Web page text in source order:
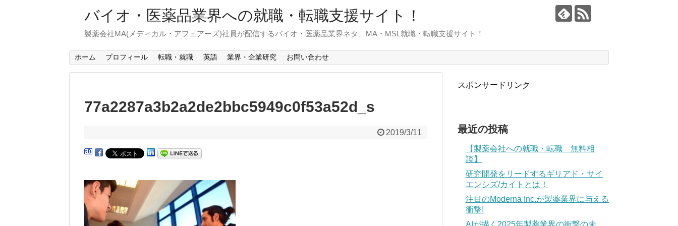
バイオ・医薬品業界への就職・転職支援サイト！
製薬会社MA(メディカル・アフェアーズ)社員が配信するバイオ・医薬品業界ネタ、MA・MSL就職・転職支援サイト！
ホーム プロフィール 転職・就職 英語 業界・企業研究 お問い合わせ
77a2287a3b2a2de2bbc5949c0f53a52d_s
2019/3/11
スポンサードリンク
最近の投稿
【製薬会社への就職・転職 無料相
談】
研究開発をリードするギリアド・サイ
エンシズ/カイトとは！
注目のModerna Inc.が製薬業界に与える
衝撃!